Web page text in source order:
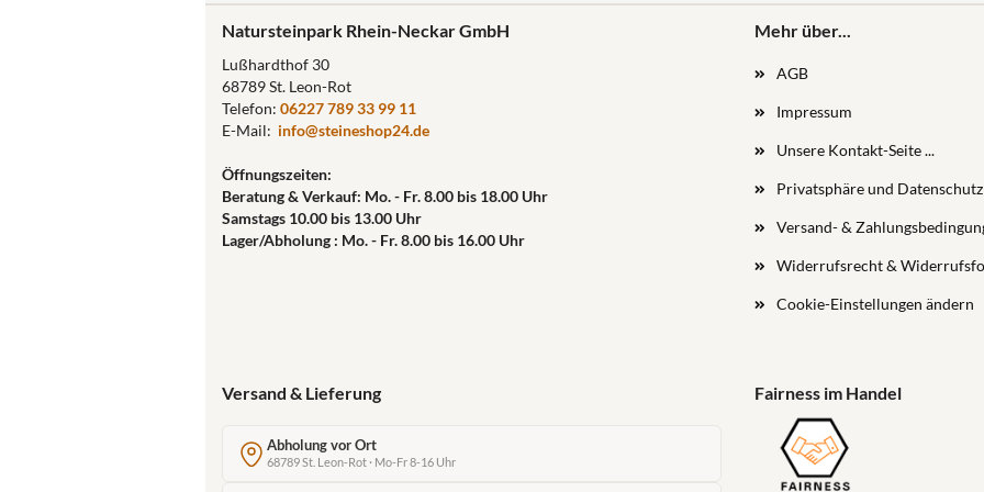
Natursteinpark Rhein-Neckar GmbH
Lußhardthof 30
68789 St. Leon-Rot
Telefon: 06227 789 33 99 11
E-Mail: info@steineshop24.de
Öffnungszeiten:
Beratung & Verkauf: Mo. - Fr. 8.00 bis 18.00 Uhr
Samstags 10.00 bis 13.00 Uhr
Lager/Abholung : Mo. - Fr. 8.00 bis 16.00 Uhr
Mehr über...
AGB
Impressum
Unsere Kontakt-Seite ...
Privatsphäre und Datenschutz
Versand- &
Widerrufsrecht &
Cookie-Einstellungen ändern
Versand & Lieferung
Abholung vor Ort
68789 St. Leon-Rot · Mo-Fr 8-16 Uhr
Fairness im Handel